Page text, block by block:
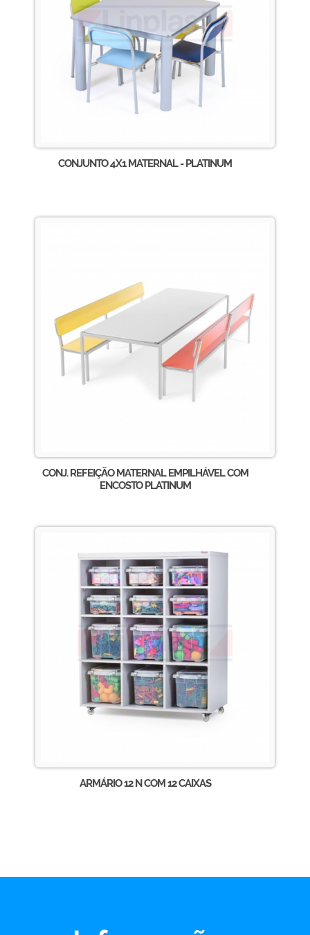
CONJUNTO 4X1 MATERNAL - PLATINUM
CONJ. REFEIÇÃO MATERNAL EMPILHÁVEL COM
ENCOSTO PLATINUM
ARMÁRIO 12 N COM 12 CAIXAS